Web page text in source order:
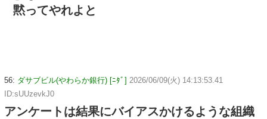
黙ってやれよと
56: ダサブビル(やわらか銀行) [ﾆﾀﾞ] 2026/06/09(火) 14:13:53.41
ID:sUUzevkJ0
アンケートは結果にバイアスかけるような組織